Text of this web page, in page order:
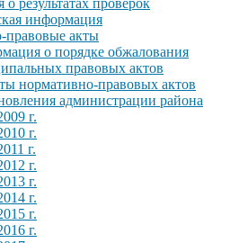
информация
правовые акты
о порядке обжалования
правовых актов
нормативно-правовых актов
администрации района
г.
г.
г.
г.
г.
г.
г.
г.